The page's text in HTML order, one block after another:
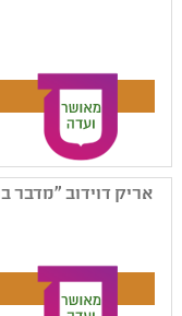
אריק דוידוב